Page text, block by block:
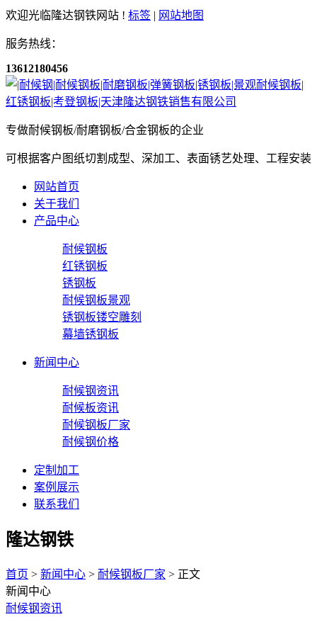
欢迎光临隆达钢铁网站 ! 标签 | 网站地图
服务热线：
13612180456
专做耐候钢板/耐磨钢板/合金钢板的企业
可根据客户图纸切割成型、深加工、表面锈艺处理、工程安装
网站首页
关于我们
产品中心
耐候钢板
红锈钢板
锈钢板
耐候钢板景观
锈钢板镂空雕刻
幕墙锈钢板
新闻中心
耐候钢资讯
耐候板资讯
耐候钢板厂家
耐候钢价格
定制加工
案例展示
联系我们
隆达钢铁
首页 > 新闻中心 > 耐候钢板厂家 > 正文
新闻中心
耐候钢资讯